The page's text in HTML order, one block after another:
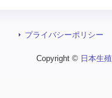
プライバシーポリシー
Copyright © 日本生